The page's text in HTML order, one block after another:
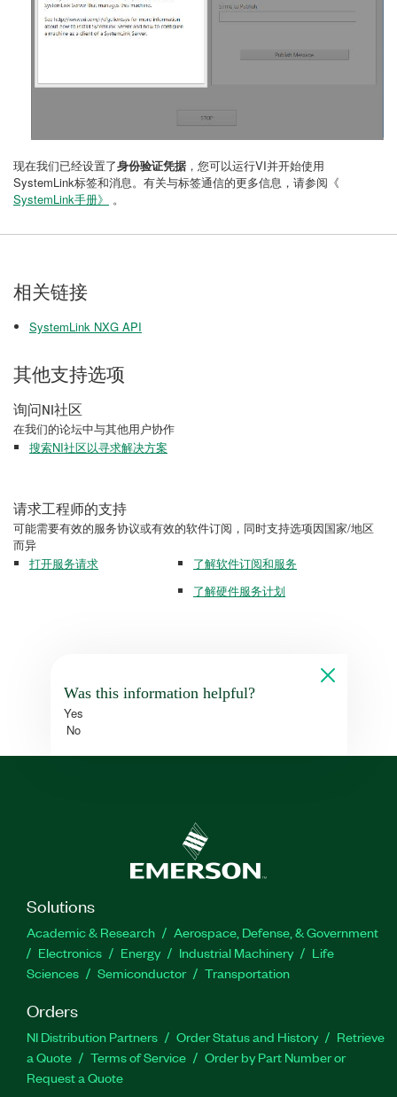
现在我们已经设置了身份验证凭据 ，您可以运行VI并开始使用
SystemLink标签和消息。有关与标签通信的更多信息，请参阅《
SystemLink手册》
。
相关链接
SystemLink NXG API
其他支持选项
询问NI社区
在我们的论坛中与其他用户协作
搜索NI社区以寻求解决方案
请求工程师的支持
可能需要有效的服务协议或有效的软件订阅，同时支持选项因国家/地区
而异
打开服务请求
了解软件订阅和服务
了解硬件服务计划
Was this information helpful?
Yes
No
Solutions
Academic & Research
Aerospace, Defense, & Government
Electronics
Energy Industrial Machinery
Life
Sciences
Semiconductor Transportation
Orders
NI Distribution Partners Order Status and History
Retrieve
a Quote
Terms of Service
Order by Part Number or
Request a Quote